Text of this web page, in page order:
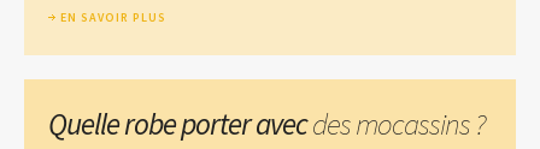
EN SAVOIR PLUS
Quelle robe porter avecdes mocassins ?